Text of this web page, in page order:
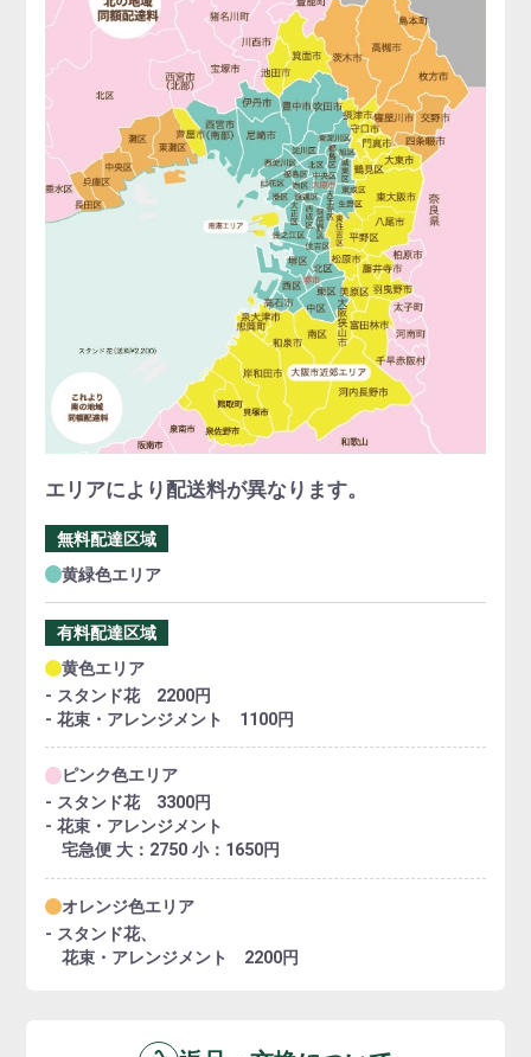
エリアにより配送料が異なります。
無料配達区域
黄緑色エリア
有料配達区域
黄色エリア
- スタンド花 2200円
- 花束・アレンジメント 1100円
ピンク色エリア
- スタンド花 3300円
- 花束・アレンジメント
宅急便 大：2750 小：1650円
オレンジ色エリア
- スタンド花、
花束・アレンジメント 2200円